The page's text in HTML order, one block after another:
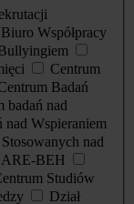
Biuro Współpracy
Centrum
Badań
badań nad
nad Wspieraniem
nad
BEH
Studiów
Dział